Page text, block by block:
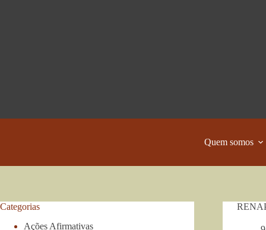
Quem somos
Categorias
Ações Afirmativas